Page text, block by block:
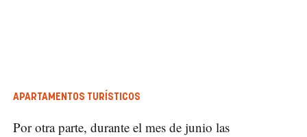
APARTAMENTOS TURÍSTICOS
Por otra parte, durante el mes de junio las